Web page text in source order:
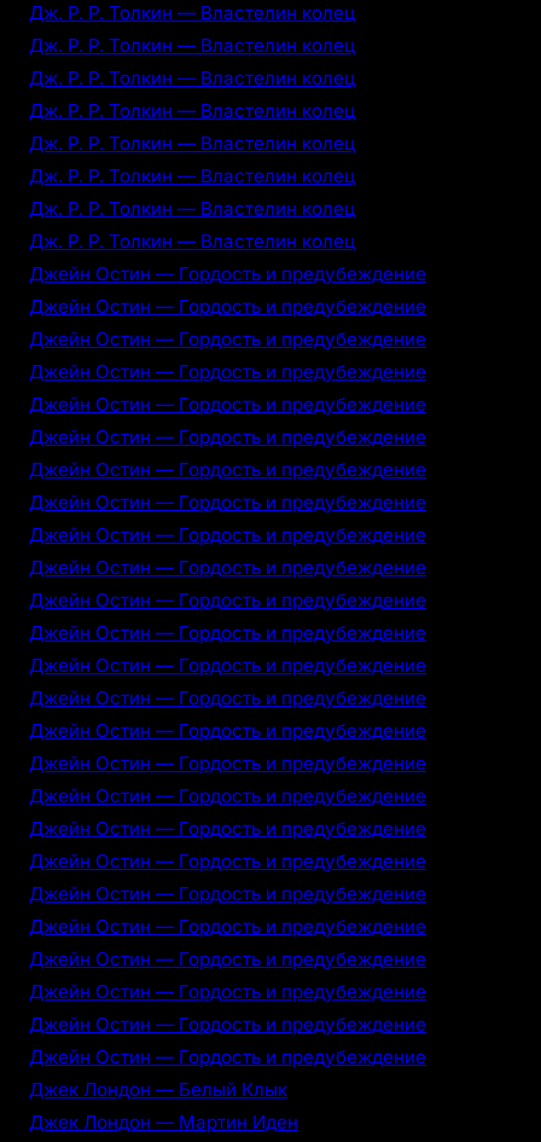
Дж. Р. Р. Толкин — Властелин колец
Дж. Р. Р. Толкин — Властелин колец
Дж. Р. Р. Толкин — Властелин колец
Дж. Р. Р. Толкин — Властелин колец
Дж. Р. Р. Толкин — Властелин колец
Дж. Р. Р. Толкин — Властелин колец
Дж. Р. Р. Толкин — Властелин колец
Дж. Р. Р. Толкин — Властелин колец
Джейн Остин — Гордость и предубеждение
Джейн Остин — Гордость и предубеждение
Джейн Остин — Гордость и предубеждение
Джейн Остин — Гордость и предубеждение
Джейн Остин — Гордость и предубеждение
Джейн Остин — Гордость и предубеждение
Джейн Остин — Гордость и предубеждение
Джейн Остин — Гордость и предубеждение
Джейн Остин — Гордость и предубеждение
Джейн Остин — Гордость и предубеждение
Джейн Остин — Гордость и предубеждение
Джейн Остин — Гордость и предубеждение
Джейн Остин — Гордость и предубеждение
Джейн Остин — Гордость и предубеждение
Джейн Остин — Гордость и предубеждение
Джейн Остин — Гордость и предубеждение
Джейн Остин — Гордость и предубеждение
Джейн Остин — Гордость и предубеждение
Джейн Остин — Гордость и предубеждение
Джейн Остин — Гордость и предубеждение
Джейн Остин — Гордость и предубеждение
Джейн Остин — Гордость и предубеждение
Джейн Остин — Гордость и предубеждение
Джейн Остин — Гордость и предубеждение
Джейн Остин — Гордость и предубеждение
Джек Лондон — Белый Клык
Джек Лондон — Мартин Иден